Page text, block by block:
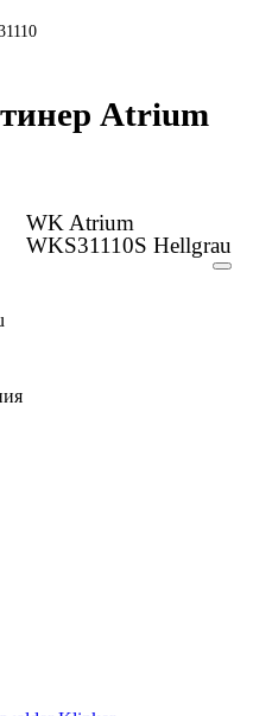
Atrium
WK Atrium
WKS31110S Hellgrau